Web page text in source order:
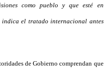
como pueblo y que esté en
indica el tratado internacional antes
de Gobierno comprendan que